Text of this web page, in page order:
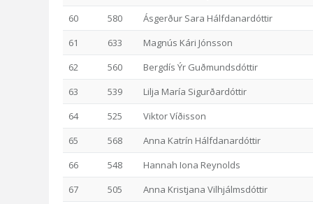
60
580
Ásgerður Sara Hálfdanardóttir
61
633
Magnús Kári Jónsson
62
560
Bergdís Ýr Guðmundsdóttir
63
539
Lilja María Sigurðardóttir
64
525
Viktor Víðisson
65
568
Anna Katrín Hálfdanardóttir
66
548
Hannah Iona Reynolds
67
505
Anna Kristjana Vilhjálmsdóttir